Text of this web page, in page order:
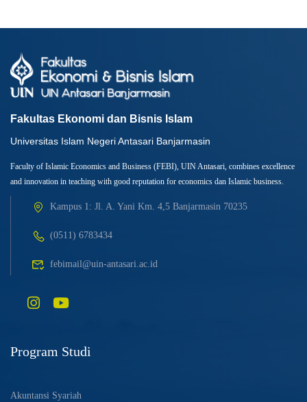
Fakultas Ekonomi dan Bisnis Islam
Universitas Islam Negeri Antasari Banjarmasin
Faculty of Islamic Economics and Business (FEBI), UIN Antasari, combines excellence
and innovation in teaching with good reputation for economics dan Islamic business.
Kampus 1: Jl. A. Yani Km. 4,5 Banjarmasin 70235
(0511) 6783434
febimail@uin-antasari.ac.id
Program Studi
Akuntansi Syariah